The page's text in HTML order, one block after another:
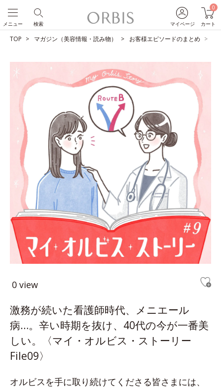
マイページ
0
カート
検索
メニュー
TOP マガジン（美容情報・読み物） お客様エピソードのまとめ
0 view
激務が続いた看護師時代、メニエール
病…。辛い時期を抜け、40代の今が一番美
しい。〈マイ・オルビス・ストーリー
File09〉
オルビスを手に取り続けてくださる皆さまには、